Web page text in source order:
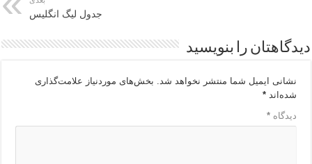
جدول لیگ انگلیس
دیدگاهتان را بنویسید
نشانی ایمیل شما منتشر نخواهد شد.
بخش‌های موردنیاز علامت‌گذاری
شده‌اند*
دیدگاه*